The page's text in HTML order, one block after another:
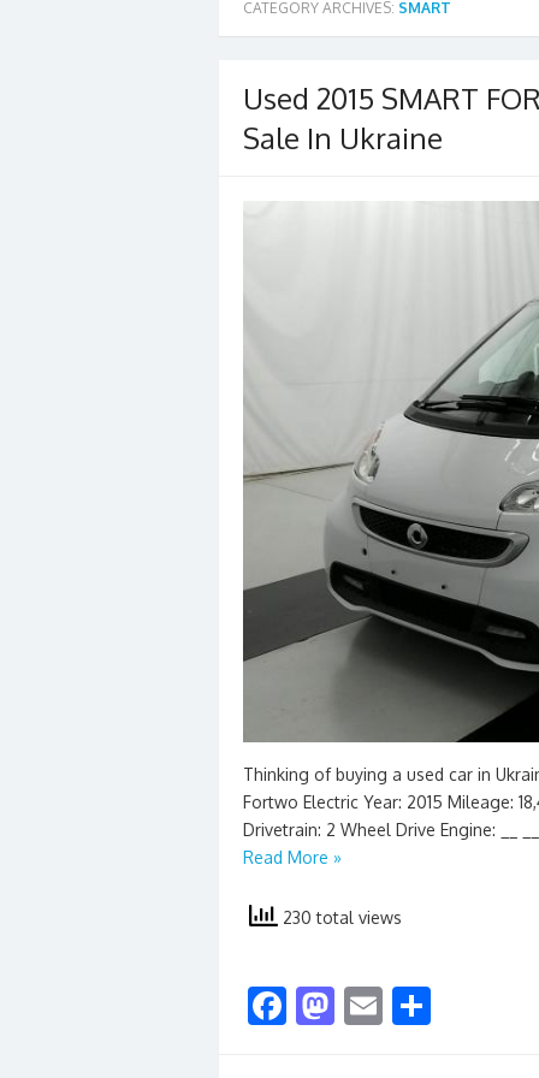
CATEGORY ARCHIVES: SMART
Used 2015 SMART
Sale In Ukraine
Thinking of buying a used car in
Fortwo Electric Year: 2015 Mileage:
Drivetrain: 2 Wheel Drive Engine: __
Read More »
230 total views
F M E